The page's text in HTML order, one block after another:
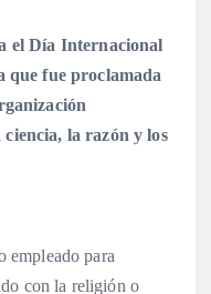
el Día Internacional
que fue proclamada
ciencia, la razón y los
empleado para
con la religión o